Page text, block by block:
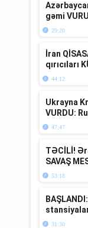
gəmi
DƏFƏ bu
29:20
İran
qırıcıları
44:12
Ukrayna
VURDU:
bazaları
47:47
TƏCİLİ!
SAVAŞ
53:18
Zelenski
31:30